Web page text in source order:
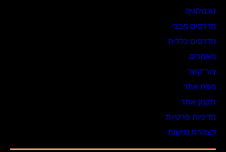
טכנולוגיה
מדרסים מכבי
מדרסים כללית
מאמרים
צור קשר
מפת אתר
תקנון אתר
מדיניות פרטיות
הצהרת נגישות